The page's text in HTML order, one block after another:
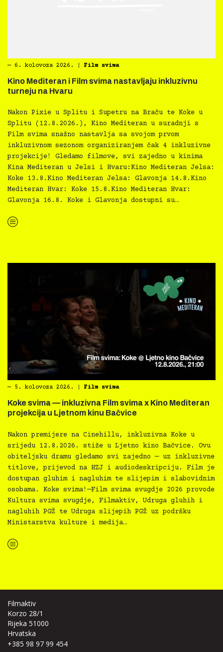
― 6. kolovoza 2026. Film svima
Kino Mediteran i Film svima nastavljaju inkluzivnu
turneju na Hvaru
Nakon Pixie u Splitu i Supetru na Braču te Koke u
Splitu (12.8.2026.), Kino Mediteran u suradnji s
Film svima snažno nastavlja sa svojom prvom
inkluzivnom sezonom organiziranjem čak 4 inkluzivne
projekcije! Gledamo filmove, svi zajedno u kinima
Kina Mediteran u Jelsi i Hvaru:Kino Mediteran Jelsa:
Koke 13.8.Kino Mediteran Jelsa: Glavonja 14.8.Kino
Mediteran Hvar: Koke 15.8.Kino Mediteran Hvar:
Glavonja 16.8. Koke i Glavonja dostupni su…
“Kino Mediteran i Film svima nastavljaju inkluzivnu turneju na Hvaru”
― 5. kolovoza 2026. Film svima
Koke svima — inkluzivna Film svima x Kino Mediteran
projekcija u Ljetnom kinu Bačvice
Nakon premijere na Cinehillu, inkluzivna Koke u
srijedu 12.8.2026. stiže u Ljetno kino Bačvice. Ovu
obiteljsku dramu gledamo svi zajedno — uz inkluzivne
titlove, prijevod na HZJ i audiodeskripciju. Film je
dostupan gluhim i nagluhim te slijepim i slabovidnim
osobama. Koke svima!—Film svima svugdje 2026 provode
Kultura svima svugdje, Filmaktiv, Udruga gluhih i
nagluhih PGŽ te Udruga slijepih PGŽ uz podršku
Ministarstva kulture i medija…
“Koke svima — inkluzivna Film svima x Kino Mediteran projekcija u Ljetnom kinu Bačvice”
Filmaktiv
Korzo 28/1
Rijeka 51000
Hrvatska
+385 98 97 99 454